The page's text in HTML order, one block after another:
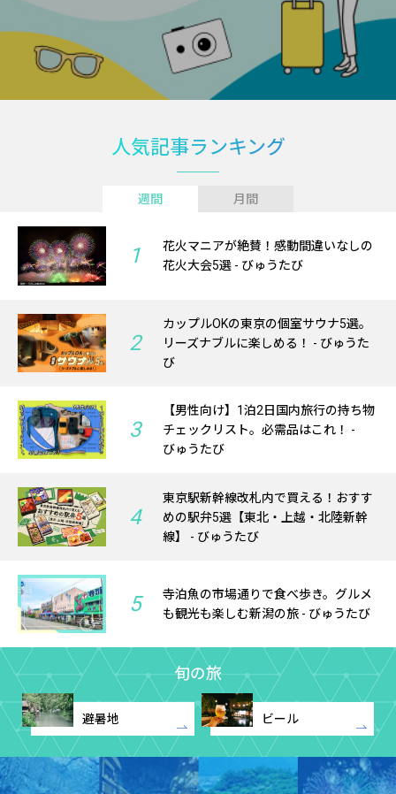
人気記事ランキング
週間 月間
1
花火マニアが絶賛！感動間違いなしの
花火大会5選 - びゅうたび
2
カップルOKの東京の個室サウナ5選。
リーズナブルに楽しめる！ - びゅうた
び
3
【男性向け】1泊2日国内旅行の持ち物
チェックリスト。必需品はこれ！ -
びゅうたび
4
東京駅新幹線改札内で買える！おすす
めの駅弁5選【東北・上越・北陸新幹
線】 - びゅうたび
5
寺泊魚の市場通りで食べ歩き。グルメ
も観光も楽しむ新潟の旅 - びゅうたび
旬の旅
避暑地 ビール